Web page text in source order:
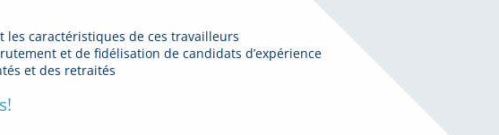
caractéristiques de ces travailleurs
et de fidélisation de candidats d’expérience
et des retraités